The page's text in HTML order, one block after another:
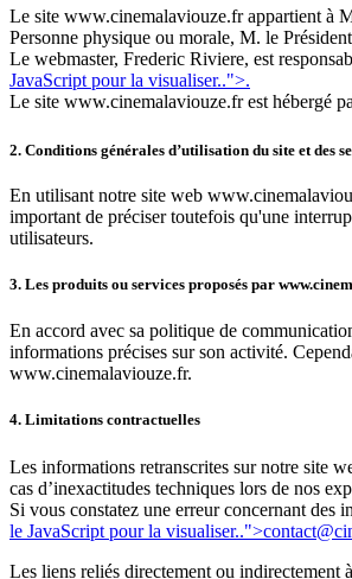
Le site www.cinemalaviouze.fr appartient à
Personne physique ou morale, M. le
Le webmaster, Frederic Riviere, est
JavaScript pour la visualiser..">.
Le site www.cinemalaviouze.fr est hébergé
2. Conditions générales d’utilisation du site et des
En utilisant notre site web
important de préciser toutefois qu'une
utilisateurs.
3. Les produits ou services proposés par
En accord avec sa politique de
informations précises sur son activité.
www.cinemalaviouze.fr.
4. Limitations contractuelles
Les informations retranscrites sur notre site
cas d’inexactitudes techniques lors de nos
Si vous constatez une erreur concernant des
le JavaScript pour la visualiser..">
Les liens reliés directement ou indirectement